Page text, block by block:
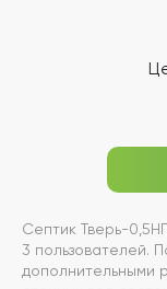
Септик Тверь-
3 пользователей.
дополнительными